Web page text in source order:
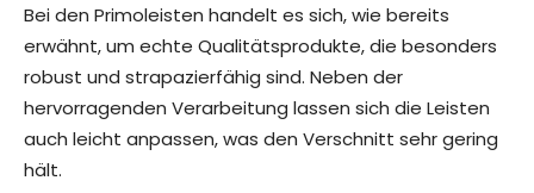
Bei den Primoleisten handelt es sich, wie bereits
erwähnt, um echte Qualitätsprodukte, die besonders
robust und strapazierfähig sind. Neben der
hervorragenden Verarbeitung lassen sich die Leisten
auch leicht anpassen, was den Verschnitt sehr gering
hält.